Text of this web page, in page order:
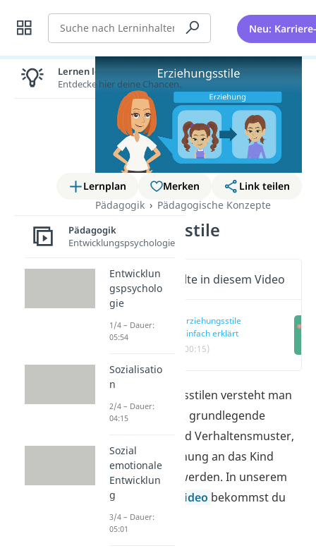
Suche Neu:
Lernplan Merken
Link teilen
Pädagogik
Pädagogische Konzepte
Erziehungsstile
Wichtige Inhalte in diesem Video
Erziehungsstile
einfach erklärt
(00:15)
Unter Erziehungsstilen versteht man
in der Pädagogik grundlegende
Einstellungen und Verhaltensmuster,
die bei der Erziehung an das Kind
weitergegeben werden. In unserem
Beitrag und im
Video bekommst du
einen Überblick!
Lernen lohnt sich!
Entdecke hier deine Chancen.
Pädagogik
Entwicklungspsychologie
Entwicklun
gspsycholo
gie
1/4 – Dauer:
05:54
Sozialisatio
n
2/4 – Dauer:
04:15
Sozial
emotionale
Entwicklun
g
3/4 – Dauer:
05:01